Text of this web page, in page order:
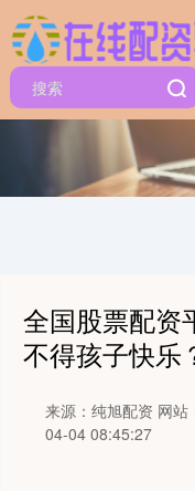
全国股票配资
不得孩子快乐
来源：纯旭配资 网站
04-04 08:45:27